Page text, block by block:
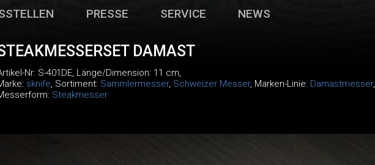
PRESSE SERVICE NEWS
DAMAST
Nr: S-401DE, Länge/Dimension: 11 cm,
sknife, Sortiment: Sammlermesser, Schweizer Messer, Marken-Linie: Damastmesser,
Steakmesser